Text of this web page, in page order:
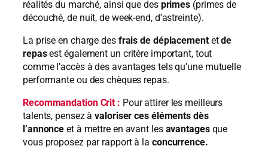
réalités du marché, ainsi que desprimes (primes de
découché, de nuit, de week-end, d’astreinte).
La prise en charge des frais de déplacementetde
repasest également un critère important, tout
comme l’accès à des avantages tels qu’une mutuelle
performante ou des chèques repas.
Recommandation Crit : Pour attirer les meilleurs
talents, pensez àvaloriser ces éléments dès
l’annonce et à mettre en avant les avantagesque
vous proposez par rapport à la concurrence.